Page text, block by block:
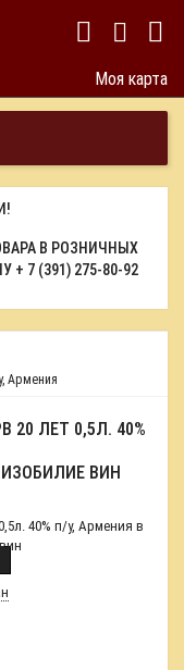
Моя карта
В РОЗНИЧНЫХ
+ 7 (391) 275-80-92
Армения
20 ЛЕТ 0,5Л. 40%
ВИН